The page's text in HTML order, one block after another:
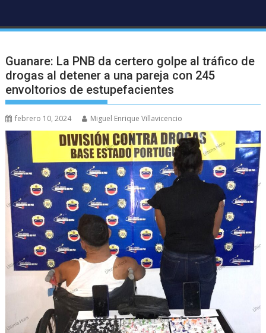
Guanare: La PNB da certero golpe al tráfico de
drogas al detener a una pareja con 245
envoltorios de estupefacientes
febrero 10, 2024 Miguel Enrique Villavicencio